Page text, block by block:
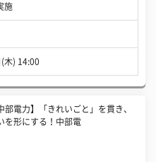
施
木) 14:00
部電力】「きれいごと」を貫き、
を形にする！中部電